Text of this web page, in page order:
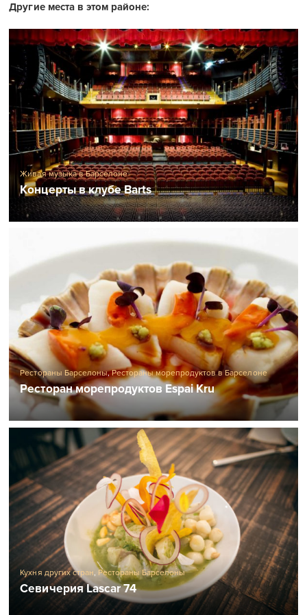
Другие места в этом районе:
Живая музыка в Барселоне
Концерты в клубе Barts
Рестораны Барселоны,Рестораны морепродуктов в Барселоне
Ресторан морепродуктов Espai Kru
Кухня других стран, Рестораны Барселоны
Севичерия Lascar 74